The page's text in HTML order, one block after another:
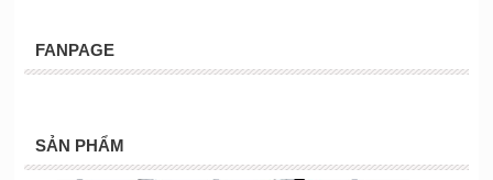
FANPAGE
SẢN PHẨM